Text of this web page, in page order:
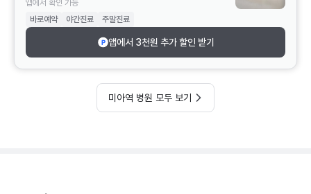
앱에서 확인 가능
바로예약
야간진료 주말진료
앱에서 3천원 추가 할인 받기
미아역 병원 모두 보기